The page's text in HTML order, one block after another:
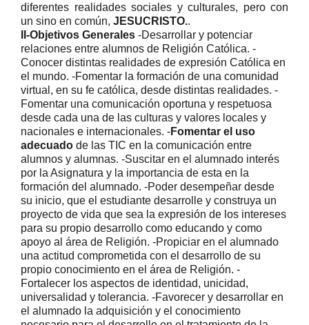
diferentes realidades sociales y culturales, pero con
un sino en común, JESUCRISTO..
II-Objetivos Generales -Desarrollar y potenciar
relaciones entre alumnos de Religión Católica. -
Conocer distintas realidades de expresión Católica en
el mundo. -Fomentar la formación de una comunidad
virtual, en su fe católica, desde distintas realidades. -
Fomentar una comunicación oportuna y respetuosa
desde cada una de las culturas y valores locales y
nacionales e internacionales. -Fomentar el uso
adecuado de las TIC en la comunicación entre
alumnos y alumnas. -Suscitar en el alumnado interés
por la Asignatura y la importancia de esta en la
formación del alumnado. -Poder desempeñar desde
su inicio, que el estudiante desarrolle y construya un
proyecto de vida que sea la expresión de los intereses
para su propio desarrollo como educando y como
apoyo al área de Religión. -Propiciar en el alumnado
una actitud comprometida con el desarrollo de su
propio conocimiento en el área de Religión. -
Fortalecer los aspectos de identidad, unicidad,
universalidad y tolerancia. -Favorecer y desarrollar en
el alumnado la adquisición y el conocimiento